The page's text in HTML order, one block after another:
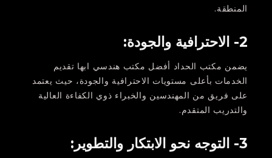
المنطقة.
2- الاحترافية والجودة:
يضمن مكتب الحداد أفضل مكتب هندسي ابها تقديم
الخدمات بأعلى مستويات الاحترافية والجودة، حيث يعتمد
على فريق من المهندسين والخبراء ذوي الكفاءة العالية
والتدريب المتقدم.
3- التوجه نحو الابتكار والتطوير: